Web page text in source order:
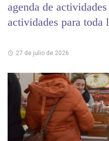
agenda de
actividades para toda
27 de julio de 2026